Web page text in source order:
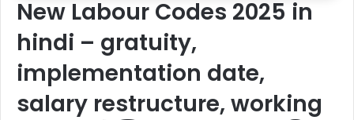
New Labour Codes 2025 in
hindi – gratuity,
implementation date,
salary restructure, working